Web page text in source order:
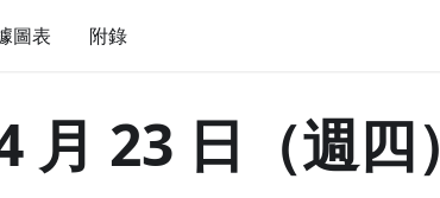
圖表 附錄
月 23 日（週四）